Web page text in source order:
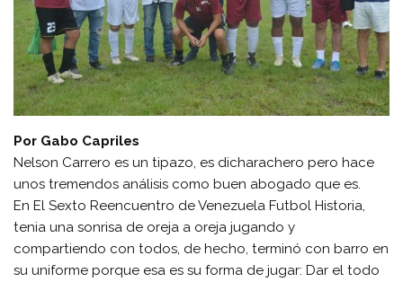
Por Gabo Capriles
Nelson Carrero es un tipazo, es dicharachero pero hace
unos tremendos análisis como buen abogado que es.
En El Sexto Reencuentro de Venezuela Futbol Historia,
tenia una sonrisa de oreja a oreja jugando y
compartiendo con todos, de hecho, terminó con barro en
su uniforme porque esa es su forma de jugar: Dar el todo